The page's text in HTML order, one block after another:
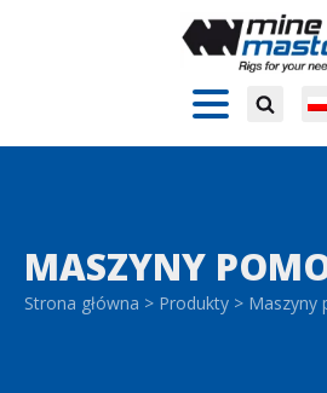
MASZYNY
Strona główna > Produkty > Maszyny